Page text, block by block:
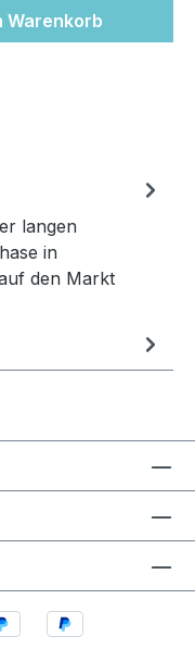
Warenkorb
langen
in
den Markt